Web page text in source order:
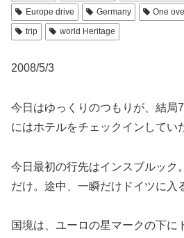
Europe drive
Germany One
trip
world Heritage
2008/5/3
今日はゆっくりのつもりが、結局
にはホテルをチェックインしてい
今日最初の行先はインスブルック
だけ。途中、一瞬だけドイツに入
国境は、ユーロの星マークの下に